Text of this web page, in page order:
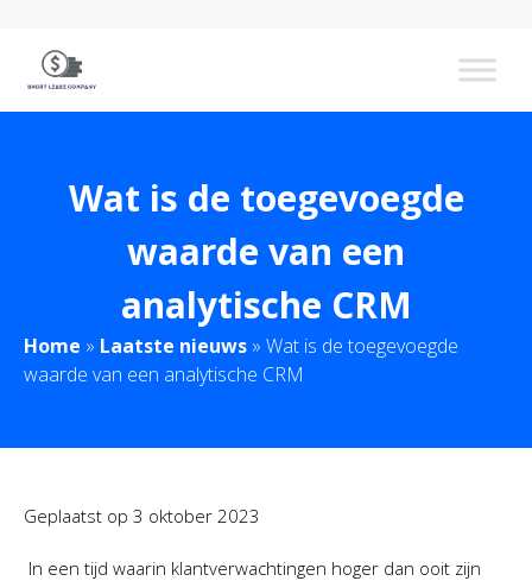
Wat is de toegevoegde
waarde van een
analytische CRM
Home » Laatste nieuws » Wat is de toegevoegde
waarde van een analytische CRM
Geplaatst op 3 oktober 2023
In een tijd waarin klantverwachtingen hoger dan ooit zijn